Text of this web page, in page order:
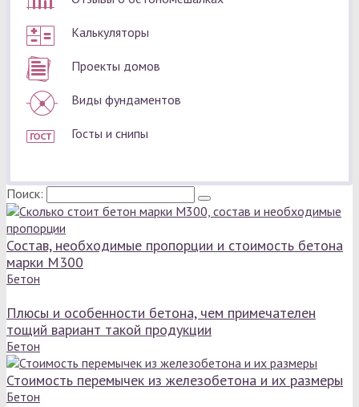
Калькуляторы
Проекты домов
Виды фундаментов
Госты и снипы
Поиск:
Состав, необходимые пропорции и стоимость бетона
марки М300
Бетон
Плюсы и особенности бетона, чем примечателен
тощий вариант такой продукции
Бетон
Стоимость перемычек из железобетона и их размеры
Бетон